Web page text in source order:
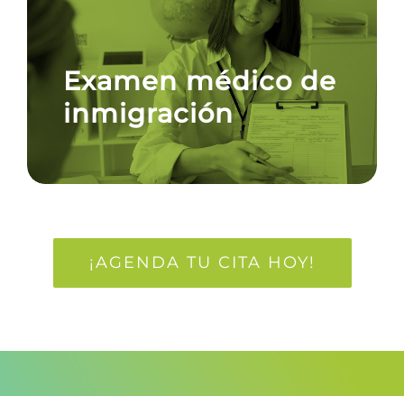
Examen médico de
inmigración
¡AGENDA TU CITA HOY!